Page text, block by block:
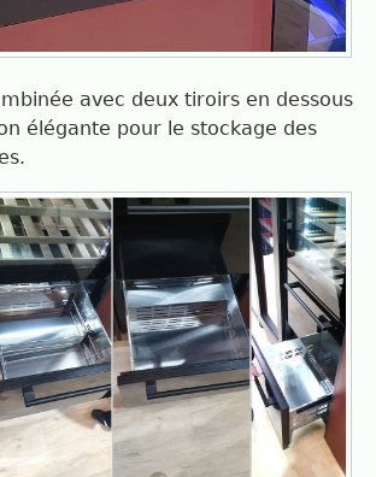
avec deux tiroirs en dessous
élégante pour le stockage des